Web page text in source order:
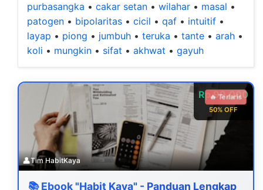
purbasangka • cakar setan • wilahar • masal •
patogen • bipolaritas • cicil • qaf • intuitif •
layap • piong • jumbuh • teruka • tante • arah •
koli • mungkin • sifat • akhwat • gayuh
Rp 99.000
50% OFF
🔥 Terlaris
👤Tim HabitKaya
📚 Ebook "Habit Kaya" - Panduan Lengkap